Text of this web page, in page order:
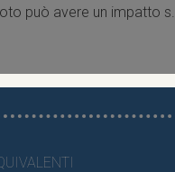
può avere un impatto s...